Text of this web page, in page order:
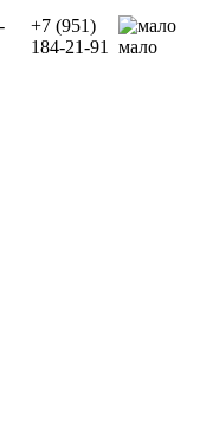
+7 (951)
184-21-91
мало